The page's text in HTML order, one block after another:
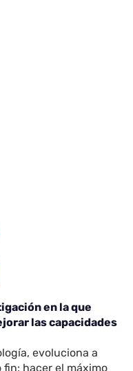
en la que
las capacidades
evoluciona a
hacer el máximo